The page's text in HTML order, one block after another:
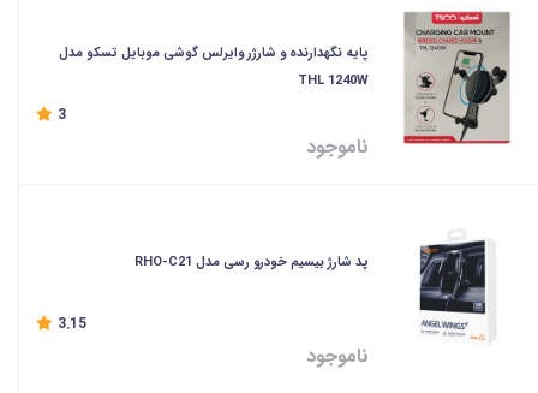
پایه نگهدارنده و شارژر وایرلس گوشی موبایل تسکو مدل
THL 1240W
3
ناموجود
پد شارژ بیسیم خودرو رسی مدل RHO-C21
3.15
ناموجود